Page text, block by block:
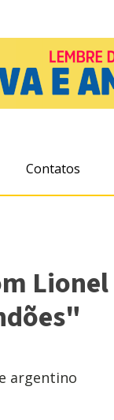
Contatos
Lionel
argentino